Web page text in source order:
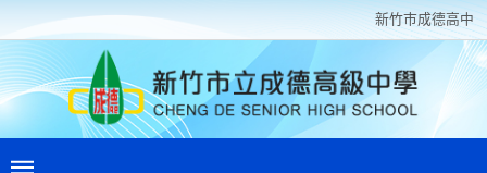
新竹巿成德高中